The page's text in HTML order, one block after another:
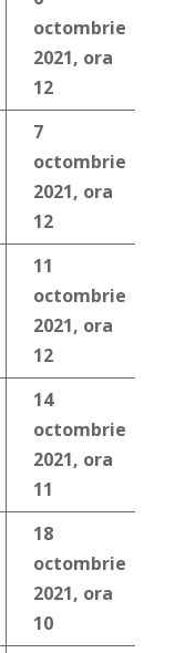
octombrie
2021, ora
12
7
octombrie
2021, ora
12
11
octombrie
2021, ora
12
14
octombrie
2021, ora
11
18
octombrie
2021, ora
10